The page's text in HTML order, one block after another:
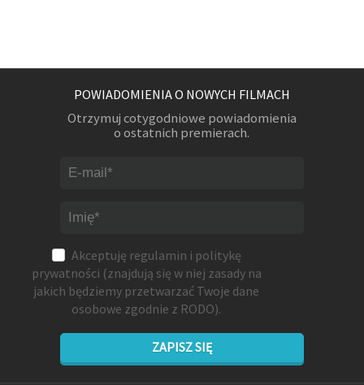
POWIADOMIENIA O NOWYCH FILMACH
Otrzymuj cotygodniowe powiadomienia
o ostatnich premierach.
Akceptuję regulamin i politykę
prywatności (znajdują się w niej zasady na
jakich będziemy przetwarzać Twoje dane
osobowe zgodnie z RODO).
ZAPISZ SIĘ